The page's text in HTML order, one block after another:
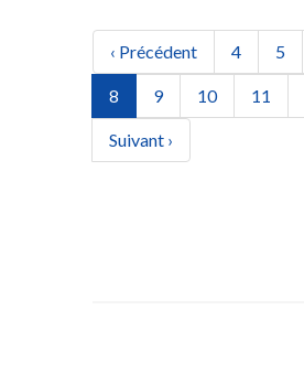
Page précédente
‹ Précédent Page
4 Page
5
Page actuelle
8 Page
9 Page
10 Page
11
Page suivante
Suivant ›